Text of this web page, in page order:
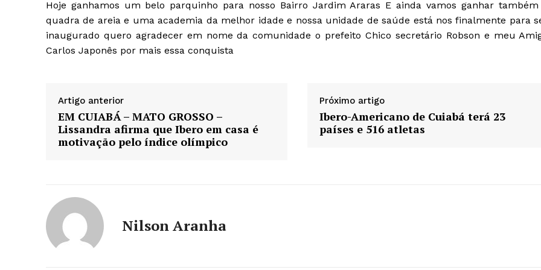
Hoje ganhamos um belo parquinho para nosso Bairro Jardim Araras E ainda vamos ganhar também
quadra de areia e uma academia da melhor idade e nossa unidade de saúde está nos finalmente para
inaugurado quero agradecer em nome da comunidade o prefeito Chico secretário Robson e meu
Carlos Japonês por mais essa conquista
Artigo anterior
EM CUIABÁ – MATO GROSSO –
Lissandra afirma que Ibero em casa é
motivação pelo índice olímpico
Próximo artigo
Ibero-Americano de Cuiabá terá 23
países e 516 atletas
Nilson Aranha